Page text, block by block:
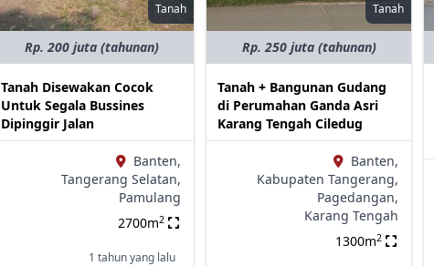
Tanah
Rp. 200 juta (tahunan)
Tanah Disewakan Cocok
Untuk Segala Bussines
Dipinggir Jalan
Banten,
Tangerang Selatan,
Pamulang
2700m2
1 tahun yang lalu
Tanah
Rp. 250 juta (tahunan)
Tanah + Bangunan Gudang
di Perumahan Ganda Asri
Karang Tengah Ciledug
Banten,
Kabupaten Tangerang,
Pagedangan,
Karang Tengah
1300m2